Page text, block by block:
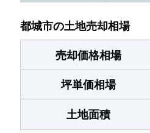
都城市の土地売却相場
売却価格相場
坪単価相場
土地面積